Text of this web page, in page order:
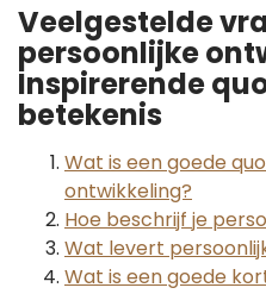
Veelgestelde
persoonlijke
Inspirerende
betekenis
Wat is een goede
ontwikkeling?
Hoe beschrijf je
Wat levert
Wat is een goede